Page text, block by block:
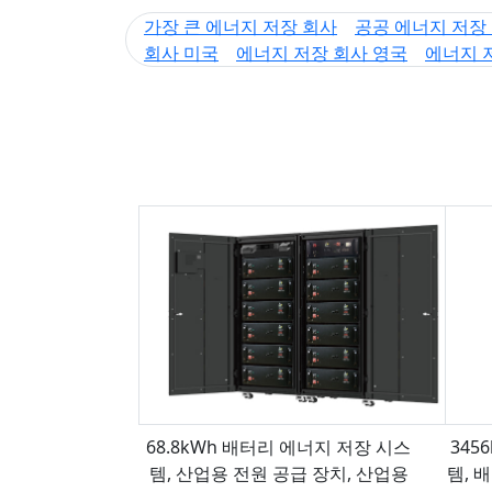
가장 큰 에너지 저장 회사
공공 에너지 저장
회사 미국
에너지 저장 회사 영국 에너지
68.8kWh 배터리 에너지 저장 시스
템, 산업용 전원 공급 장치, 산업용
템,